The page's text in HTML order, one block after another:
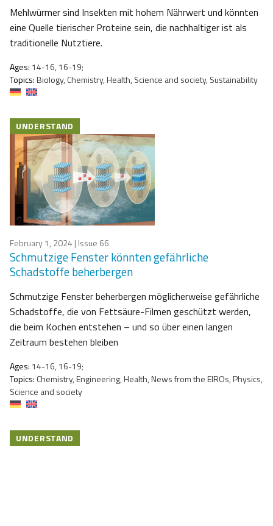
Mehlwürmer sind Insekten mit hohem Nährwert und könnten
eine Quelle tierischer Proteine sein, die nachhaltiger ist als
traditionelle Nutztiere.
Ages: 14-16, 16-19;
Topics:Biology, Chemistry, Health, Science and society, Sustainability
UNDERSTAND
February 1, 2024 | Issue 66
Schmutzige Fenster könnten gefährliche
Schadstoffe beherbergen
Schmutzige Fenster beherbergen möglicherweise gefährliche
Schadstoffe, die von Fettsäure-Filmen geschützt werden,
die beim Kochen entstehen – und so über einen langen
Zeitraum bestehen bleiben
Ages: 14-16, 16-19;
Topics: Chemistry, Engineering, Health, News from the EIROs, Physics,
Science and society
UNDERSTAND